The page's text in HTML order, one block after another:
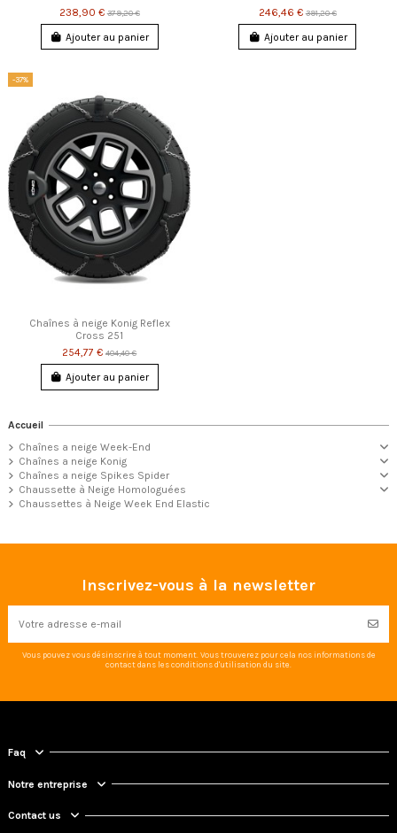
238,90 €379,20 €
Ajouter au panier
246,46 €391,20 €
Ajouter au panier
-37%
Chaînes à neige Konig Reflex
Cross 251
254,77 €404,40 €
Ajouter au panier
Accueil
Chaînes a neige Week-End
Chaînes a neige Konig
Chaînes a neige Spikes Spider
Chaussette à Neige Homologuées
Chaussettes à Neige Week End Elastic
Inscrivez-vous à la newsletter
Vous pouvez vous désinscrire à tout moment. Vous trouverez pour cela nos informations de
contact dans les conditions d'utilisation du site.
Faq
Notre entreprise
Contact us